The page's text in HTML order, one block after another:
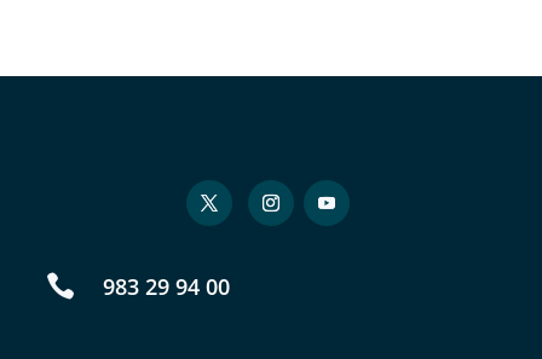
 983 29 94 00